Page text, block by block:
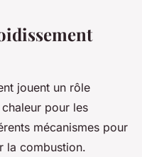
jouent un rôle
pour les
mécanismes pour
la combustion.